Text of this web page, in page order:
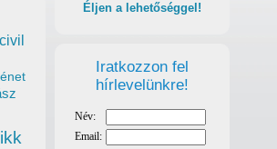
Éljen a lehetőséggel!
Iratkozzon fel
hírlevelünkre!
civil